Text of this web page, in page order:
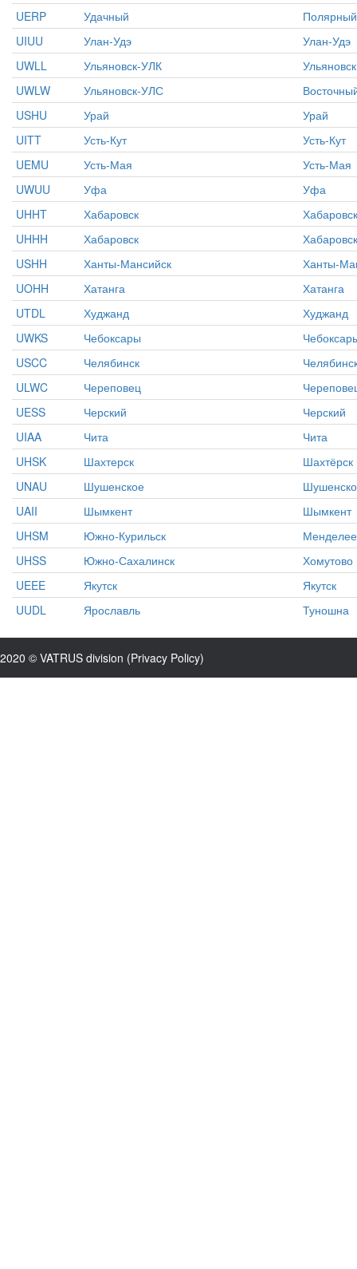
UERP
Удачный
Полярный
UIUU
Улан-Удэ
Улан-Удэ
UWLL
Ульяновск-УЛК
Ульяновск
UWLW
Ульяновск-УЛС
USHU
Урай
Урай
UITT
Усть-Кут
Усть-Кут
UEMU
Усть-Мая
Усть-Мая
UWUU
Уфа
Уфа
UHHT
Хабаровск
Хабаровск
UHHH
Хабаровск
Хабаровск
USHH
Ханты-Мансийск
Ханты-
UOHH
Хатанга
Хатанга
UTDL
Худжанд
Худжанд
UWKS
Чебоксары
USCC
Челябинск
ULWC
Череповец
UESS
Черский
Черский
UIAA
Чита
Чита
UHSK
Шахтерск
Шахтёрск
UNAU
Шушенское
UAII
Шымкент
Шымкент
UHSM
Южно-Курильск
UHSS
Южно-Сахалинск
Хомутово
UEEE
Якутск
Якутск
UUDL
Ярославль Туношна
2020 © VATRUS division (Privacy Policy)